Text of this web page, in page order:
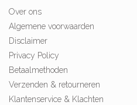
Over ons
Algemene voorwaarden
Disclaimer
Privacy Policy
Betaalmethoden
Verzenden & retourneren
Klantenservice & Klachten